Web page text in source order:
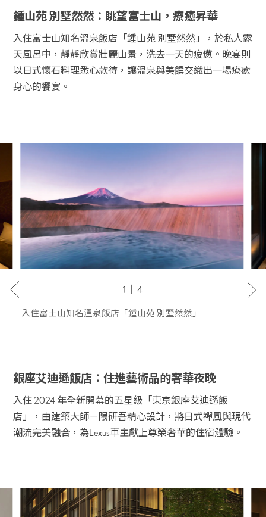
鍾山苑 別墅然然：眺望富士山，療癒昇華
入住富士山知名溫泉飯店「鍾山苑 別墅然然」，於私人露
天風呂中，靜靜欣賞壯麗山景，洗去一天的疲憊。晚宴則
以日式懷石料理悉心款待，讓溫泉與美饌交織出一場療癒
身心的饗宴。
入住富士山知名溫泉飯店「鍾山苑 別墅然然」
1｜4
銀座艾迪遜飯店：住進藝術品的奢華夜晚
入住 2024 年全新開幕的五星級「東京銀座艾迪遜飯
店」，由建築大師－隈研吾精心設計，將日式禪風與現代
潮流完美融合，為Lexus車主獻上尊榮奢華的住宿體驗。